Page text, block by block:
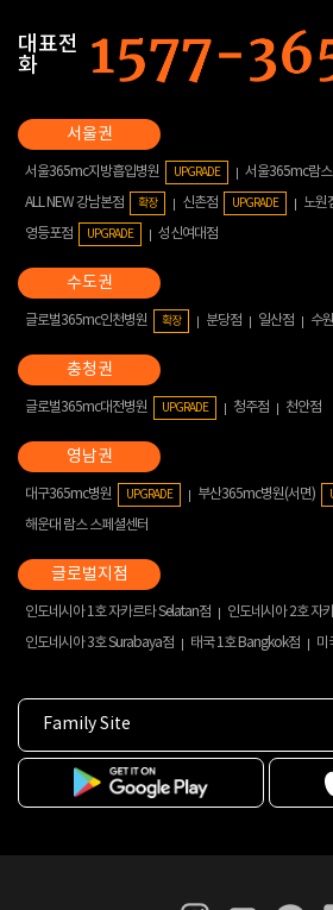
대표전
화
서울365mc지방흡입병원 UPGRADE 서울365mc람스
ALL NEW 강남본점 확장 신촌점 UPGRADE 노원
영등포점
UPGRADE 성신여대점
글로벌365mc인천병원 확장 분당점 일산점 수
글로벌365mc대전병원 UPGRADE 청주점 천안점
대구365mc병원 UPGRADE 부산365mc병원(서면)
해운대 람스 스페셜센터
인도네시아 1호 자카르타 Selatan점
인도네시아 2호 자
인도네시아 3호 Surabaya점
태국 1호 Bangkok점 미
Family Site